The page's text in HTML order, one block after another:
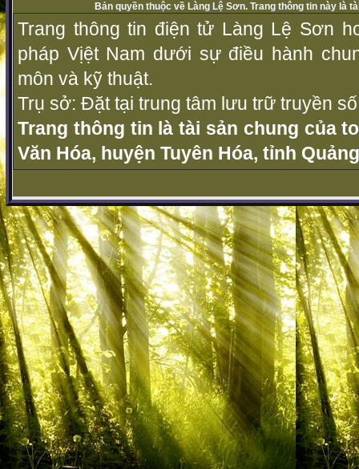
Bản quyền thuộc về Làng Lệ Sơn. Trang thông tin này là
Trang thông tin điện tử Làng Lệ Sơn
pháp Vịệt Nam dưới sự điều hành
môn và kỹ thuật.
Trụ sở: Đặt tại trung tâm lưu trữ truyền
Trang thông tin là tài sản chung của
Văn Hóa, huyện Tuyên Hóa, tỉnh